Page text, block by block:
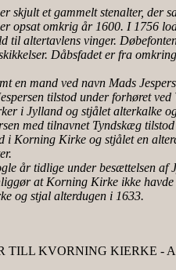
skjult et gammelt stenalter, der
opsat omkrig år 1600. I 1756
til altertavlens vinger.
Dåbsfadet er fra
en mand ved navn Mads
tilstod under forhøret
i Jylland og stjålet alterkalke
med tilnavnet Tyndskæg
i Korning Kirke og stjålet en
år tidlige under besættelsen af
at Korning Kirke ikke
og stjal alterdugen i 1633.
TILL KVORNING KIERKE -